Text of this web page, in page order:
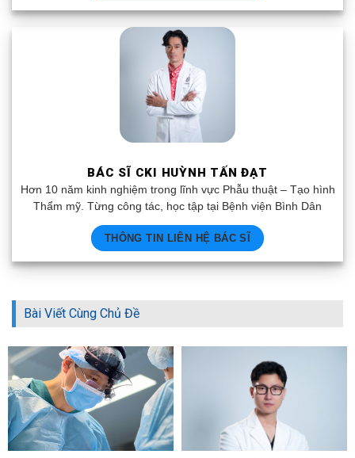
BÁC SĨ CKI HUỲNH TẤN ĐẠT
Hơn 10 năm kinh nghiệm trong lĩnh vực Phẫu thuật – Tạo hình
Thẩm mỹ. Từng công tác, học tập tại Bệnh viện Bình Dân
THÔNG TIN LIÊN HỆ BÁC SĨ
Bài Viết Cùng Chủ Đề